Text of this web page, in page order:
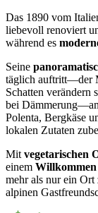
Das 1890 vom
liebevoll renoviert
während es
Seine
täglich auftritt—der
Schatten verändern
bei
Polenta, Bergkäse
lokalen Zutaten
Mit vegetarischen
einem
mehr als nur ein
alpinen